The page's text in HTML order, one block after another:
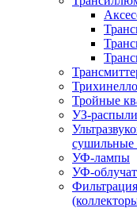
Тройные
УЗ-
сушильные
УФ-лампы
УФ-